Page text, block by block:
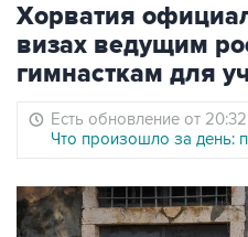
Хорватия
визах ведущим
гимнасткам для
Есть обновление от 20:32
Что произошло за день: